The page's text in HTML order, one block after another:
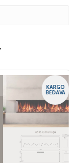
KARGO
BEDAVA